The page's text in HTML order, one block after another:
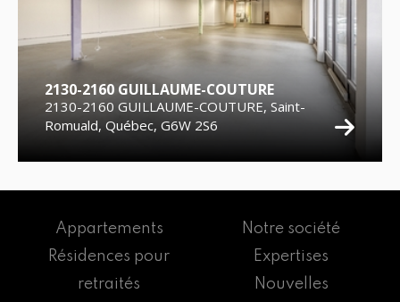
2130-2160 GUILLAUME-COUTURE
2130-2160 GUILLAUME-COUTURE, Saint-
Romuald, Québec, G6W 2S6
Appartements
Résidences pour
retraités
Notre société
Expertises
Nouvelles